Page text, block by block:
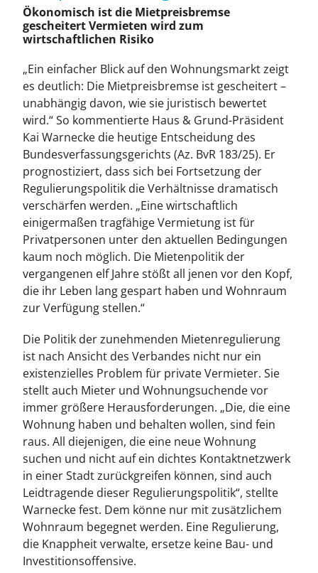
Über
Mitglied werden
News
Kontakt
Ökonomisch ist die Mietpreisbremse
gescheitert Vermieten wird zum
wirtschaftlichen Risiko
„Ein einfacher Blick auf den Wohnungsmarkt zeigt
es deutlich: Die Mietpreisbremse ist gescheitert –
unabhängig davon, wie sie juristisch bewertet
wird.“ So kommentierte Haus & Grund-Präsident
Kai Warnecke die heutige Entscheidung des
Bundesverfassungsgerichts (Az. BvR 183/25). Er
prognostiziert, dass sich bei Fortsetzung der
Regulierungspolitik die Verhältnisse dramatisch
verschärfen werden. „Eine wirtschaftlich
einigermaßen tragfähige Vermietung ist für
Privatpersonen unter den aktuellen Bedingungen
kaum noch möglich. Die Mietenpolitik der
vergangenen elf Jahre stößt all jenen vor den Kopf,
die ihr Leben lang gespart haben und Wohnraum
zur Verfügung stellen.“
Die Politik der zunehmenden Mietenregulierung
ist nach Ansicht des Verbandes nicht nur ein
existenzielles Problem für private Vermieter. Sie
stellt auch Mieter und Wohnungsuchende vor
immer größere Herausforderungen. „Die, die eine
Wohnung haben und behalten wollen, sind fein
raus. All diejenigen, die eine neue Wohnung
suchen und nicht auf ein dichtes Kontaktnetzwerk
in einer Stadt zurückgreifen können, sind auch
Leidtragende dieser Regulierungspolitik“, stellte
Warnecke fest. Dem könne nur mit zusätzlichem
Wohnraum begegnet werden. Eine Regulierung,
die Knappheit verwalte, ersetze keine Bau- und
Investitionsoffensive.